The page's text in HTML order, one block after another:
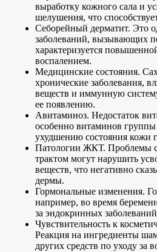
выработку кожного сала и
шелушения, что
Себорейный дерматит. Это
заболеваний, вызывающих
характеризуется
воспалением.
Медицинские состояния.
хронические заболевания,
веществ и иммунную
ее появлению.
Авитаминоз. Недостаток
особенно витаминов
ухудшению состояния кожи
Патологии ЖКТ. Проблемы
трактом могут нарушить
веществ, что негативно
дермы.
Гормональные изменения.
например, во время
за эндокринных
Чувствительность к
Реакция на ингредиенты
других средств по уходу за